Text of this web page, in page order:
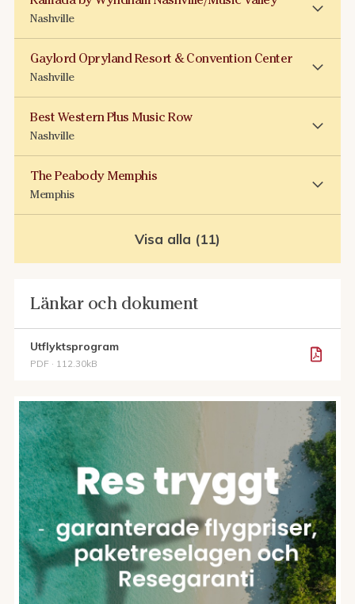
Nashville
Gaylord Opryland Resort & Convention Center
Nashville
Best Western Plus Music Row
Nashville
The Peabody Memphis
Memphis
Visa alla (11)
Länkar och dokument
Utflyktsprogram
PDF · 112.30kB